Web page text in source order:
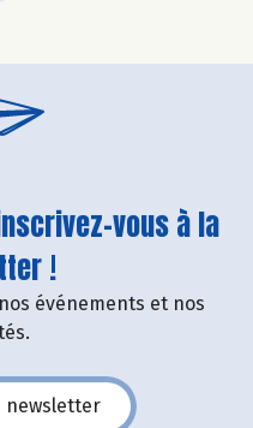
vous à la
!
événements et nos
newsletter